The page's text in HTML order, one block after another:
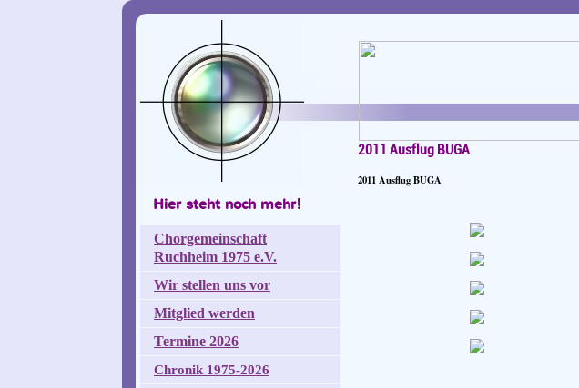
Hier steht noch mehr!
Chorgemeinschaft
Ruchheim 1975 e.V.
Wir stellen uns vor
Mitglied werden
Termine 2026
Chronik 1975-2026
2011 Ausflug BUGA
2011 Ausflug BUGA